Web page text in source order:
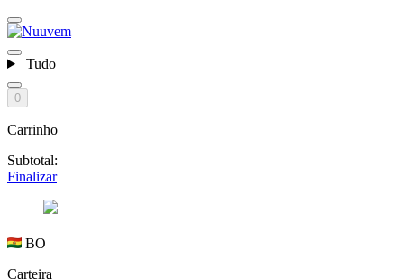
Tudo
0
Carrinho
Subtotal:
Finalizar
BO
Carteira